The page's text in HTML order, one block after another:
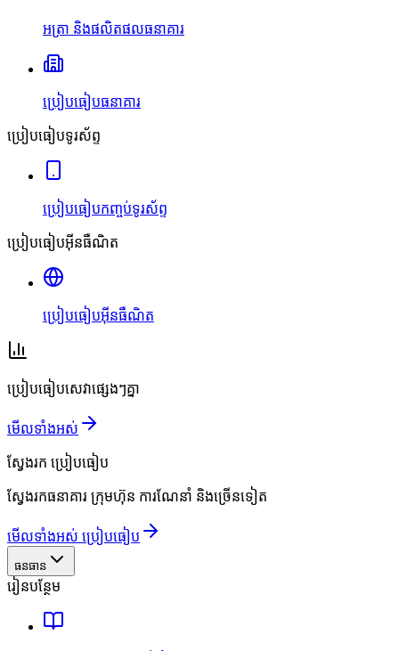
អត្រា និងផលិតផលធនាគារ
ប្រៀបធៀបធនាគារ
ប្រៀបធៀបទូរស័ព្ទ
ប្រៀបធៀបកញ្ចប់ទូរស័ព្ទ
ប្រៀបធៀបអ៊ីនធឺណិត
ប្រៀបធៀបអ៊ីនធឺណិត
ប្រៀបធៀបសេវាផ្សេងៗគ្នា
មើលទាំងអស់
ស្វែងរក ប្រៀបធៀប
ស្វែងរកធនាគារ ក្រុមហ៊ុន ការណែនាំ និងច្រើនទៀត
មើលទាំងអស់ ប្រៀបធៀប
ធនធាន
រៀនបន្ថែម